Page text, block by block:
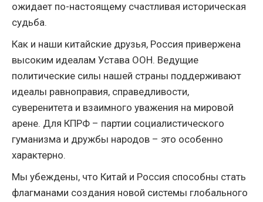
ожидает по-настоящему счастливая историческая
судьба.
Как и наши китайские друзья, Россия привержена
высоким идеалам Устава ООН. Ведущие
политические силы нашей страны поддерживают
идеалы равноправия, справедливости,
суверенитета и взаимного уважения на мировой
арене. Для КПРФ – партии социалистического
гуманизма и дружбы народов – это особенно
характерно.
Мы убеждены, что Китай и Россия способны стать
флагманами создания новой системы глобального